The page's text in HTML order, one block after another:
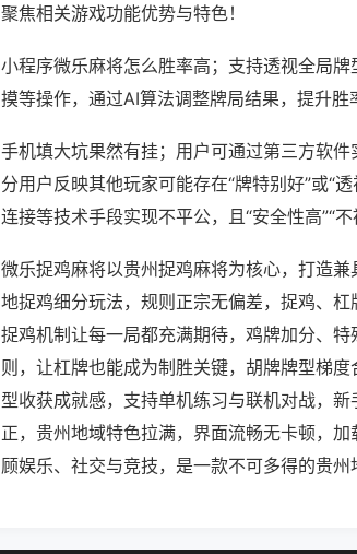
聚焦相关游戏功能优势与特色！
小程序微乐麻将怎么胜率高；支持透视全局
摸等操作，通过AI算法调整牌局结果，提升胜
手机填大坑果然有挂；用户可通过第三方软件
分用户反映其他玩家可能存在“牌特别好”或“
连接等技术手段实现不平公，且“安全性高”“不
微乐捉鸡麻将以贵州捉鸡麻将为核心，打造
地捉鸡细分玩法，规则正宗无偏差，捉鸡、
捉鸡机制让每一局都充满期待，鸡牌加分、
则，让杠牌也能成为制胜关键，胡牌牌型梯
型收获成就感，支持单机练习与联机对战，
正，贵州地域特色拉满，界面流畅无卡顿，
顾娱乐、社交与竞技，是一款不可多得的贵州